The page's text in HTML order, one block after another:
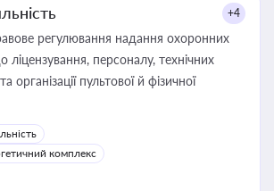
+4
регулювання надання охоронних
ліцензування, персоналу, технічних
організації пультової й фізичної
комплекс